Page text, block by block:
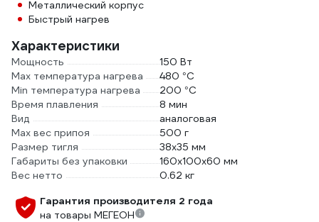
Металлический корпус
Быстрый нагрев
Характеристики
Мощность
150 Вт
Max температура нагрева
480 °С
Min температура нагрева
200 °С
Время плавления
8 мин
Вид
аналоговая
Мах вес припоя
500 г
Размер тигля
38х35 мм
Габариты без упаковки
160х100х60 мм
Вес нетто
0.62 кг
Гарантия производителя 2 года
на товары МЕГЕОН